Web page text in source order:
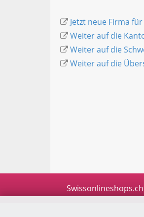
Jetzt neue Firma
Weiter auf die
Weiter auf die
Weiter auf die